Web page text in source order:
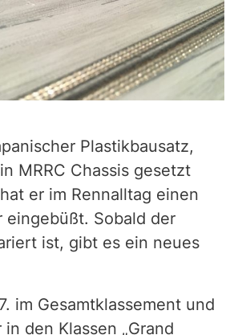
Plastikbausatz,
MRRC Chassis gesetzt
er im Rennalltag einen
eingebüßt. Sobald der
ist, gibt es ein neues
im Gesamtklassement und
den Klassen „Grand